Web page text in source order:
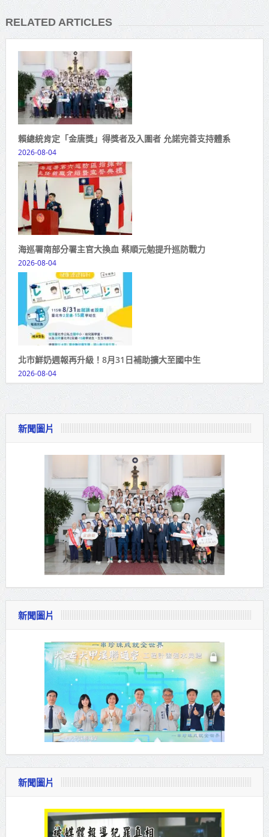
RELATED ARTICLES
賴總統肯定「金唐獎」得獎者及入圍者 允諾完善支持體系
2026-08-04
海巡署南部分署主官大換血 蔡順元勉提升巡防戰力
2026-08-04
北市鮮奶週報再升級！8月31日補助擴大至國中生
2026-08-04
新聞圖片
新聞圖片
新聞圖片